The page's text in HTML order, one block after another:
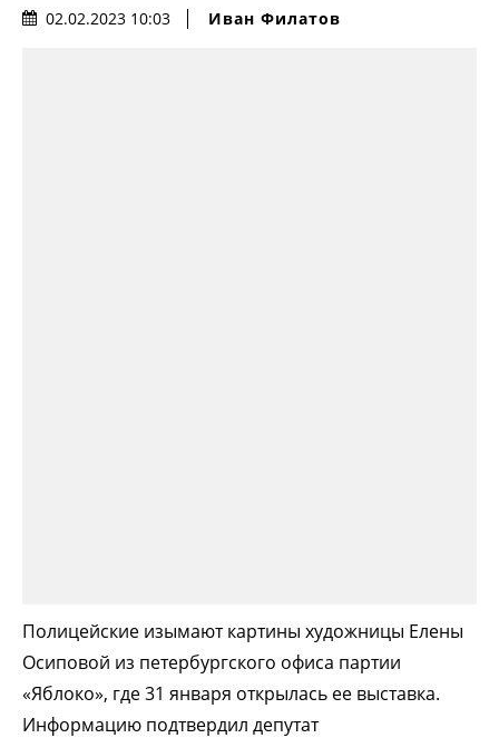
02.02.2023 10:03 Иван Филатов
Полицейские изымают картины художницы Елены
Осиповой из петербургского офиса партии
«Яблоко», где 31 января открылась ее выставка.
Информацию подтвердил депутат